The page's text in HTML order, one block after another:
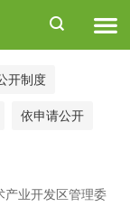
开制度
依申请公开
产业开发区管理委